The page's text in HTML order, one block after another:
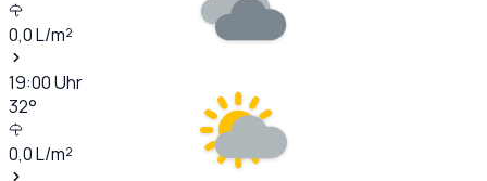
0,0L/m²
19:00Uhr
32°
0,0L/m²